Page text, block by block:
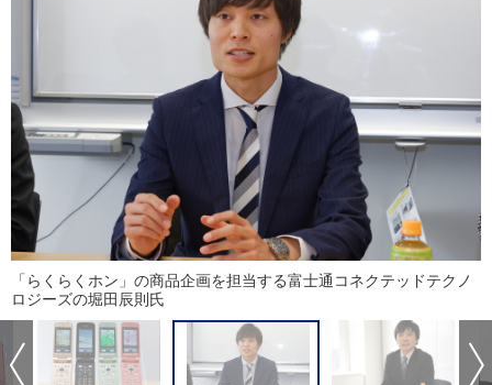
「らくらくホン」の商品企画を担当する富士通コネクテッドテクノ
ロジーズの堀田辰則氏